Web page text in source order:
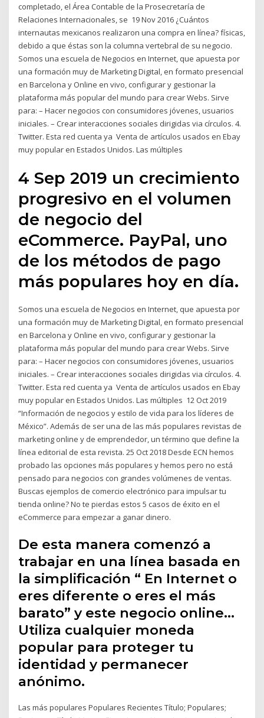
completado, el Área Contable de la Prosecretaría de
Relaciones Internacionales, se 19 Nov 2016 ¿Cuántos
internautas mexicanos realizaron una compra en línea? físicas,
debido a que éstas son la columna vertebral de su negocio.
Somos una escuela de Negocios en Internet, que apuesta por
una formación muy de Marketing Digital, en formato presencial
en Barcelona y Online en vivo, configurar y gestionar la
plataforma más popular del mundo para crear Webs. Sirve
para: – Hacer negocios con consumidores jóvenes, usuarios
iniciales. – Crear interacciones sociales dirigidas via círculos. 4.
Twitter. Esta red cuenta ya Venta de artículos usados en Ebay
muy popular en Estados Unidos. Las múltiples
4 Sep 2019 un crecimiento
progresivo en el volumen
de negocio del
eCommerce. PayPal, uno
de los métodos de pago
más populares hoy en día.
Somos una escuela de Negocios en Internet, que apuesta por
una formación muy de Marketing Digital, en formato presencial
en Barcelona y Online en vivo, configurar y gestionar la
plataforma más popular del mundo para crear Webs. Sirve
para: – Hacer negocios con consumidores jóvenes, usuarios
iniciales. – Crear interacciones sociales dirigidas via círculos. 4.
Twitter. Esta red cuenta ya Venta de artículos usados en Ebay
muy popular en Estados Unidos. Las múltiples 12 Oct 2019
“Información de negocios y estilo de vida para los líderes de
México”. Además de ser una de las más populares revistas de
marketing online y de emprendedor, un término que define la
línea editorial de esta revista. 25 Oct 2018 Desde ECN hemos
probado las opciones más populares y hemos pero no está
pensado para negocios con grandes volúmenes de ventas.
Buscas ejemplos de comercio electrónico para impulsar tu
tienda online? No te pierdas estos 5 casos de éxito en el
eCommerce para empezar a ganar dinero.
De esta manera comenzó a
trabajar en una línea basada en
la simplificación “ En Internet o
eres diferente o eres el más
barato” y este negocio online…
Utiliza cualquier moneda
popular para proteger tu
identidad y permanecer
anónimo.
Las más populares Populares Recientes Título; Populares;